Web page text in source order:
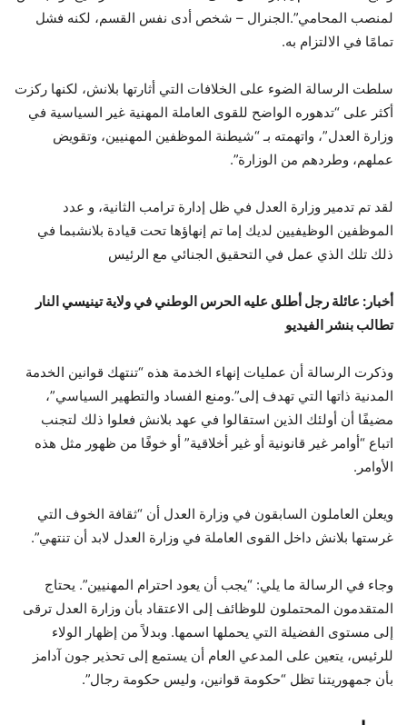
لمنصب المحامي”.الجنرال – شخص أدى نفس القسم، لكنه فشل
تمامًا في الالتزام به.
سلطت الرسالة الضوء على الخلافات التي أثارتها بلانش، لكنها ركزت
أكثر على “تدهوره الواضح للقوى العاملة المهنية غير السياسية في
وزارة العدل”، واتهمته بـ “شيطنة الموظفين المهنيين، وتقويض
عملهم، وطردهم من الوزارة”.
لقد تم تدمير وزارة العدل في ظل إدارة ترامب الثانية، و عدد
الموظفين الوظيفيين لديك إما تم إنهاؤها تحت قيادة بلانشبما في
ذلك تلك الذي عمل في التحقيق الجنائي مع الرئيس
أخبار: عائلة رجل أطلق عليه الحرس الوطني في ولاية تينيسي النار
تطالب بنشر الفيديو
وذكرت الرسالة أن عمليات إنهاء الخدمة هذه “تنتهك قوانين الخدمة
المدنية ذاتها التي تهدف إلى”.ومنع الفساد والتطهير السياسي”،
مضيفًا أن أولئك الذين استقالوا في عهد بلانش فعلوا ذلك لتجنب
اتباع “أوامر غير قانونية أو غير أخلاقية” أو خوفًا من ظهور مثل هذه
الأوامر.
ويعلن العاملون السابقون في وزارة العدل أن “ثقافة الخوف التي
غرستها بلانش داخل القوى العاملة في وزارة العدل لابد أن تنتهي”.
وجاء في الرسالة ما يلي: “يجب أن يعود احترام المهنيين”. يحتاج
المتقدمون المحتملون للوظائف إلى الاعتقاد بأن وزارة العدل ترقى
إلى مستوى الفضيلة التي يحملها اسمها. وبدلاً من إظهار الولاء
للرئيس، يتعين على المدعي العام أن يستمع إلى تحذير جون آدامز
بأن جمهوريتنا تظل “حكومة قوانين، وليس حكومة رجال”.